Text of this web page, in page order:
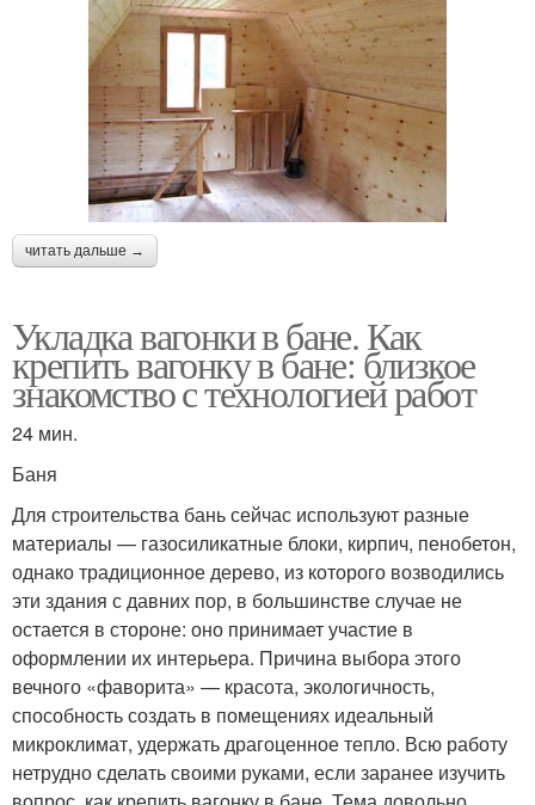
читать дальше →
Укладка вагонки в бане. Как
крепить вагонку в бане: близкое
знакомство с технологией работ
24 мин.
Баня
Для строительства бань сейчас используют разные
материалы — газосиликатные блоки, кирпич, пенобетон,
однако традиционное дерево, из которого возводились
эти здания с давних пор, в большинстве случае не
остается в стороне: оно принимает участие в
оформлении их интерьера. Причина выбора этого
вечного «фаворита» — красота, экологичность,
способность создать в помещениях идеальный
микроклимат, удержать драгоценное тепло. Всю работу
нетрудно сделать своими руками, если заранее изучить